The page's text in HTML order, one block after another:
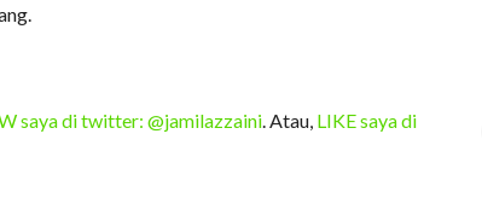
saya di twitter: @jamilazzaini . Atau, LIKE saya di